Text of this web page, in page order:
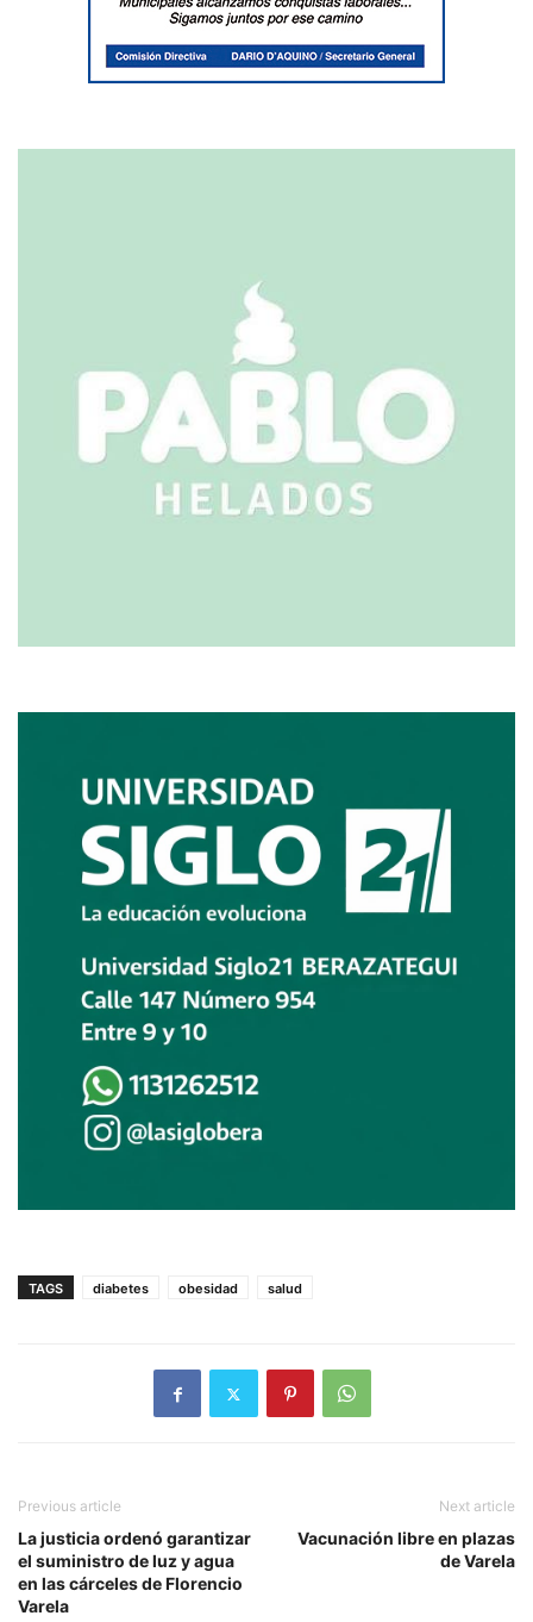
TAGS diabetes obesidad salud
Previous article
La justicia ordenó garantizar
el suministro de luz y agua
en las cárceles de Florencio
Varela
Next article
Vacunación libre en plazas
de Varela